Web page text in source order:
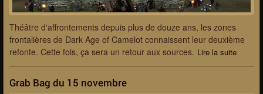
Théâtre d'affrontements depuis plus de douze ans, les zones
frontalières de Dark Age of Camelot connaissent leur deuxième
refonte. Cette fois, ça sera un retour aux sources. Lire la suite
Grab Bag du 15 novembre